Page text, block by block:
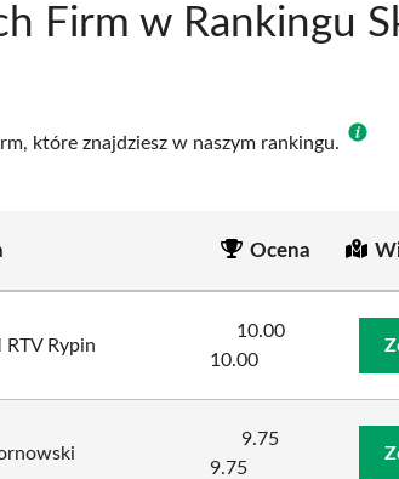
Firm w Rankingu
które znajdziesz w naszym rankingu.
Ocena
RTV Rypin
10.00
10.00
9.75
9.75